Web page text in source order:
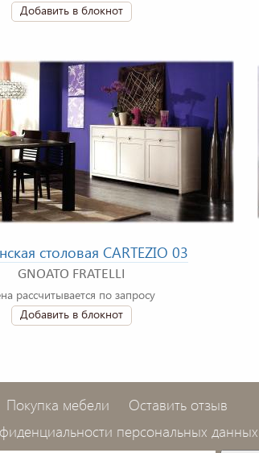
Добавить в блокнот
столовая CARTEZIO 03
GNOATO FRATELLI
рассчитывается по запросу
Добавить в блокнот
Покупка мебели
Оставить отзыв
персональных данных